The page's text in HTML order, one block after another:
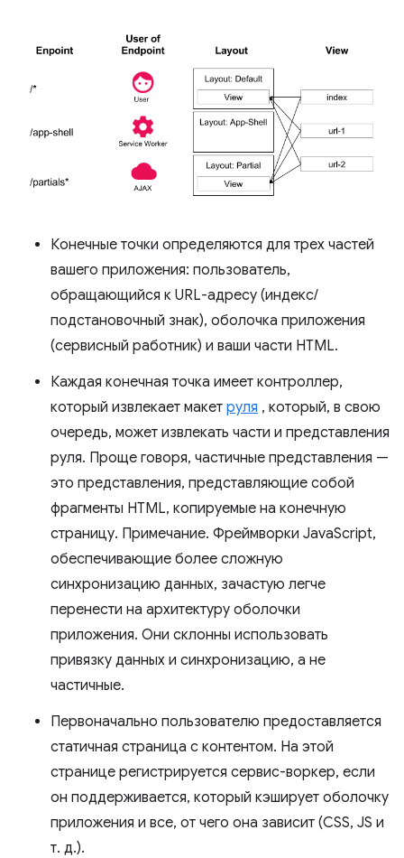
Конечные точки определяются для трех частей
вашего приложения: пользователь,
обращающийся к URL-адресу (индекс/
подстановочный знак), оболочка приложения
(сервисный работник) и ваши части HTML.
Каждая конечная точка имеет контроллер,
который извлекает макет руля , который, в свою
очередь, может извлекать части и представления
руля. Проще говоря, частичные представления —
это представления, представляющие собой
фрагменты HTML, копируемые на конечную
страницу. Примечание. Фреймворки JavaScript,
обеспечивающие более сложную
синхронизацию данных, зачастую легче
перенести на архитектуру оболочки
приложения. Они склонны использовать
привязку данных и синхронизацию, а не
частичные.
Первоначально пользователю предоставляется
статичная страница с контентом. На этой
странице регистрируется сервис-воркер, если
он поддерживается, который кэширует оболочку
приложения и все, от чего она зависит (CSS, JS и
т. д.).